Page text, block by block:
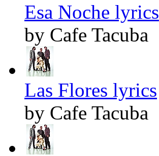
Esa Noche lyrics
by Cafe Tacuba
Las Flores lyrics
by Cafe Tacuba